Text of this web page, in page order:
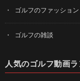
ゴルフのファッション
ゴルフの雑談
人気のゴルフ動画